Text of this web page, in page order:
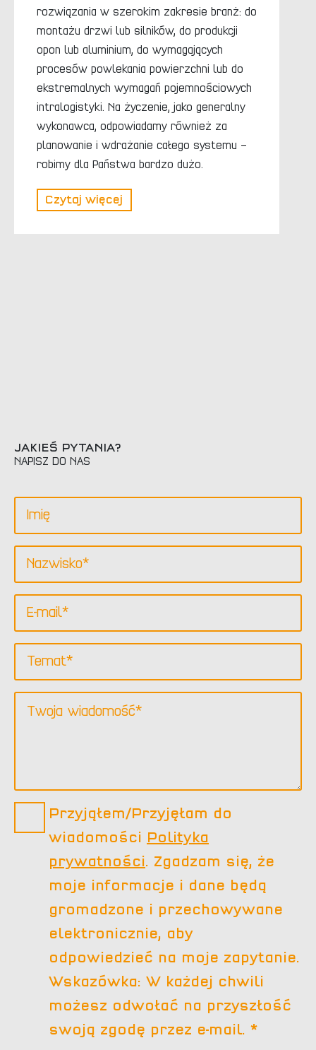
rozwiązania w szerokim zakresie branż: do
montażu drzwi lub silników, do produkcji
opon lub aluminium, do wymagających
procesów powlekania powierzchni lub do
ekstremalnych wymagań pojemnościowych
intralogistyki. Na życzenie, jako generalny
wykonawca, odpowiadamy również za
planowanie i wdrażanie całego systemu –
robimy dla Państwa bardzo dużo.
Czytaj więcej
JAKIEŚ PYTANIA?
NAPISZ DO NAS
Vorname
Nachname
Email
Betreff
Message
Datenschutz
*
Przyjąłem/Przyjęłam do
wiadomości Polityka
prywatności. Zgadzam się, że
moje informacje i dane będą
gromadzone i przechowywane
elektronicznie, aby
odpowiedzieć na moje zapytanie.
Wskazówka: W każdej chwili
możesz odwołać na przyszłość
swoją zgodę przez e-mail. *